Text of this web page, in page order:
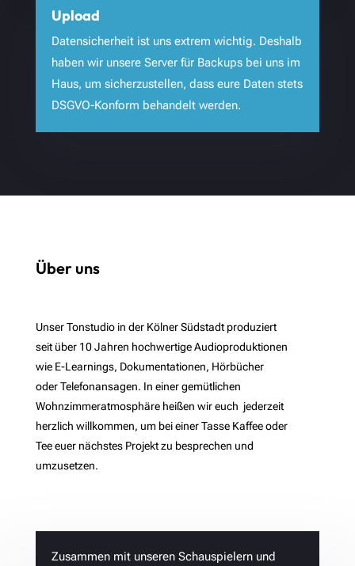
Upload
Datensicherheit ist uns extrem wichtig. Deshalb
haben wir unsere Server für Backups bei uns im
Haus, um sicherzustellen, dass eure Daten stets
DSGVO-Konform behandelt werden.
Über uns
Unser Tonstudio in der Kölner Südstadt produziert
seit über 10 Jahren hochwertige Audioproduktionen
wie E-Learnings, Dokumentationen, Hörbücher
oder Telefonansagen. In einer gemütlichen
Wohnzimmeratmosphäre heißen wir euch jederzeit
herzlich willkommen, um bei einer Tasse Kaffee oder
Tee euer nächstes Projekt zu besprechen und
umzusetzen.
Zusammen mit unseren Schauspielern und